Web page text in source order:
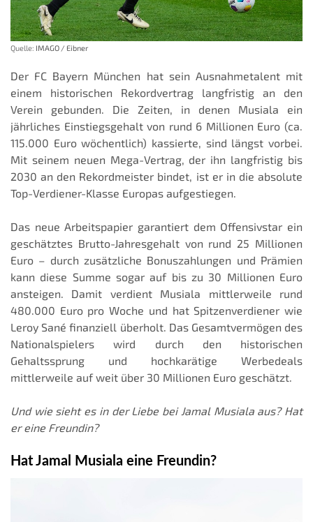
Quelle: IMAGO / Eibner
Der FC Bayern München hat sein Ausnahmetalent mit
einem historischen Rekordvertrag langfristig an den
Verein gebunden. Die Zeiten, in denen Musiala ein
jährliches Einstiegsgehalt von rund 6 Millionen Euro (ca.
115.000 Euro wöchentlich) kassierte, sind längst vorbei.
Mit seinem neuen Mega-Vertrag, der ihn langfristig bis
2030 an den Rekordmeister bindet, ist er in die absolute
Top-Verdiener-Klasse Europas aufgestiegen.
Das neue Arbeitspapier garantiert dem Offensivstar ein
geschätztes Brutto-Jahresgehalt von rund 25 Millionen
Euro – durch zusätzliche Bonuszahlungen und Prämien
kann diese Summe sogar auf bis zu 30 Millionen Euro
ansteigen. Damit verdient Musiala mittlerweile rund
480.000 Euro pro Woche und hat Spitzenverdiener wie
Leroy Sané finanziell überholt. Das Gesamtvermögen des
Nationalspielers wird durch den historischen
Gehaltssprung und hochkarätige Werbedeals
mittlerweile auf weit über 30 Millionen Euro geschätzt.
Und wie sieht es in der Liebe bei Jamal Musiala aus? Hat
er eine Freundin?
Hat Jamal Musiala eine Freundin?